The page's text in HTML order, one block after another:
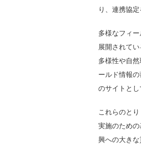
り、連携協
多様なフィ
展開されて
多様性や自
ールド情報
のサイトと
これらのと
実施のため
興への大きな